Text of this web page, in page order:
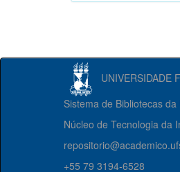
UNIVERSIDADE
Sistema de Bibliotecas
Núcleo de Tecnologia da
+55 79 3194-6528